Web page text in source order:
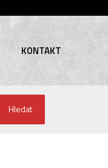
KONTAKT
Hledat